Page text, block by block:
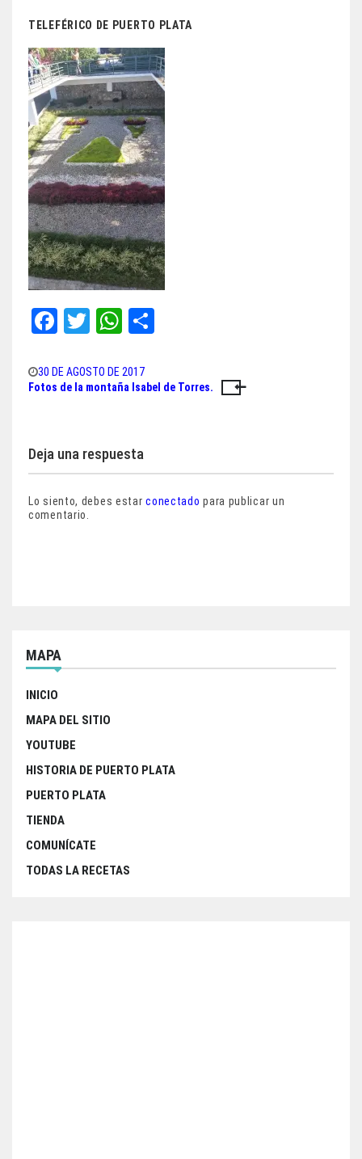
TELEFÉRICO DE PUERTO PLATA
Fa
bo
ok
T
tt
er
W
ts
A
30 DE AGOSTO DE 2017
Navegación
entradas
Fotos de la montaña Isabel de Torres.
Deja una respuesta
Lo siento, debes estarconectado para publicar un
comentario.
MAPA
INICIO
MAPA DEL SITIO
YOUTUBE
HISTORIA DE PUERTO PLATA
PUERTO PLATA
TIENDA
COMUNÍCATE
TODAS LA RECETAS